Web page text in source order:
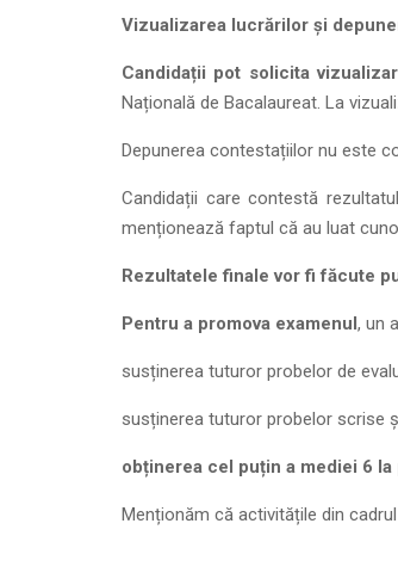
Vizualizarea lucrărilor și
Candidații pot solicita
Națională de Bacalaureat. La
Depunerea contestațiilor nu este
Candidații care contestă
menționează faptul că au luat
Rezultatele finale vor fi făcute
Pentru a promova examenul, un
susținerea tuturor probelor de
susținerea tuturor probelor scrise
obținerea cel puțin a mediei 6
Menționăm că activitățile din